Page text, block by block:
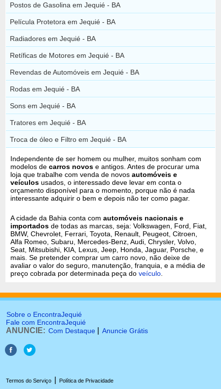
Postos de Gasolina em Jequié - BA
Película Protetora em Jequié - BA
Radiadores em Jequié - BA
Retíficas de Motores em Jequié - BA
Revendas de Automóveis em Jequié - BA
Rodas em Jequié - BA
Sons em Jequié - BA
Tratores em Jequié - BA
Troca de óleo e Filtro em Jequié - BA
Independente de ser homem ou mulher, muitos sonham com
modelos decarros novos e antigos. Antes de procurar uma
loja que trabalhe com venda de novosautomóveis e
veículos usados, o interessado deve levar em conta o
orçamento disponível para o momento, porque não é nada
interessante adquirir o bem e depois não ter como pagar.
A cidade da Bahia conta comautomóveis nacionais e
importados de todas as marcas, seja: Volkswagen, Ford, Fiat,
BMW, Chevrolet, Ferrari, Toyota, Renault, Peugeot, Citroen,
Alfa Romeo, Subaru, Mercedes-Benz, Audi, Chrysler, Volvo,
Seat, Mitsubishi, KIA, Lexus, Jeep, Honda, Jaguar, Porsche, e
mais. Se pretender comprar um carro novo, não deixe de
avaliar o valor do seguro, manutenção, franquia, e a média de
preço cobrada por determinada peça doveículo
Sobre o EncontraJequié
Fale com EncontraJequié
ANUNCIE: Com Destaque Anuncie Grátis
Termos do Serviço Política de Privacidade